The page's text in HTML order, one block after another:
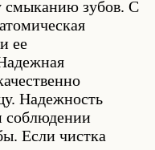
смыканию зубов. С
ее
Надежность
соблюдении
Если чистка